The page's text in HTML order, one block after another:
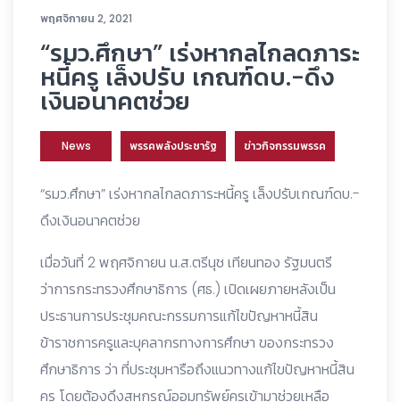
พฤศจิกายน 2, 2021
“รมว.ศึกษา” เร่งหากลไกลดภาระ
หนี้ครู เล็งปรับ เกณฑ์ดบ.-ดึง
เงินอนาคตช่วย
News พรรคพลังประชารัฐ ข่าวกิจกรรมพรรค
“รมว.ศึกษา” เร่งหากลไกลดภาระหนี้ครู เล็งปรับเกณฑ์ดบ.-
ดึงเงินอนาคตช่วย
เมื่อวันที่ 2 พฤศจิกายน น.ส.ตรีนุช เทียนทอง รัฐมนตรี
ว่าการกระทรวงศึกษาธิการ (ศธ.) เปิดเผยภายหลังเป็น
ประธานการประชุมคณะกรรมการแก้ไขปัญหาหนี้สิน
ข้าราชการครูและบุคลากรทางการศึกษา ของกระทรวง
ศึกษาธิการ ว่า ที่ประชุมหารือถึงแนวทางแก้ไขปัญหาหนี้สิน
ครู โดยต้องดึงสหกรณ์ออมทรัพย์ครูเข้ามาช่วยเหลือ